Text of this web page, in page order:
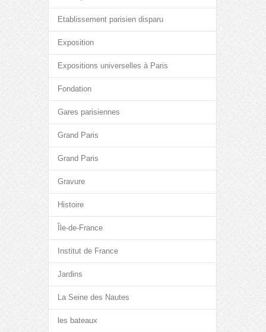
Etablissement parisien disparu
Exposition
Expositions universelles à Paris
Fondation
Gares parisiennes
Grand Paris
Grand Paris
Gravure
Histoire
Île-de-France
Institut de France
Jardins
La Seine des Nautes
les bateaux